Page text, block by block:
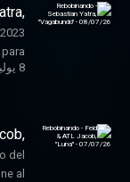
26
8 يوليو 2026
26
del
al